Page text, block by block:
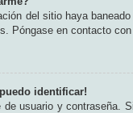
del sitio haya
Póngase en contacto
identificar!
de usuario y